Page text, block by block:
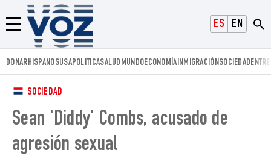
ESPAÑOLENGLISH
Menú
Voz.us
DONARHISPANOSUSAPOLITICASALUD MUNDOECONOMÍAINMIGRACIÓNSOCIEDAD
SOCIEDAD
Sean 'Diddy' Combs, acusado de
agresión sexual